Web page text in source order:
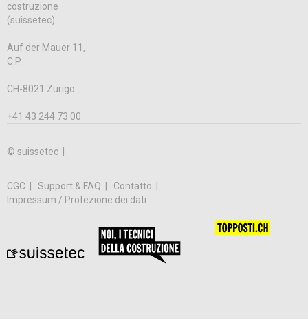
costruzione
(suissetec)
Auf der Mauer 11,
C.P.
CH-8021 Zurigo
+41 43 244 73 00
© suissetec |
CGC Support & FAQ
Contatto
Impressum / Protezione dei dati